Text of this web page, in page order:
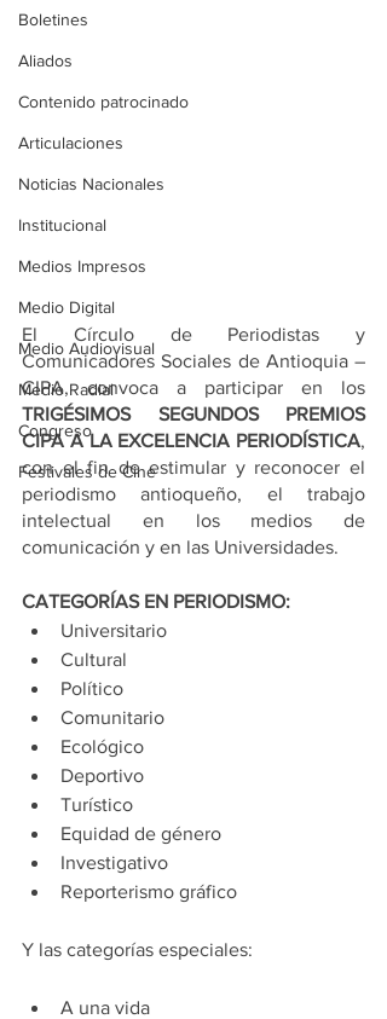
Boletines
Aliados
Contenido patrocinado
Articulaciones
Noticias Nacionales
Institucional
Medios Impresos
Medio Digital
Medio Audiovisual
Medio Radial
Congreso
Festivales de Cine
El Círculo de Periodistas y
Comunicadores Sociales de Antioquia –
TRIGÉSIMOS SEGUNDOS PREMIOS
CIPA A LA EXCELENCIA PERIODÍSTICA,
con el fin de estimular y reconocer el
periodismo antioqueño, el trabajo
intelectual en los medios de
comunicación y en las Universidades.
CATEGORÍAS EN PERIODISMO:
Universitario
Cultural
Político
Comunitario
Ecológico
Deportivo
Turístico
Equidad de género
Investigativo
Reporterismo gráfico
Y las categorías especiales:
A una vida